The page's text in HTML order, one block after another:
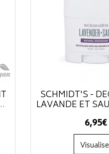
SCHMIDT'S -
LAVANDE ET
6,95€